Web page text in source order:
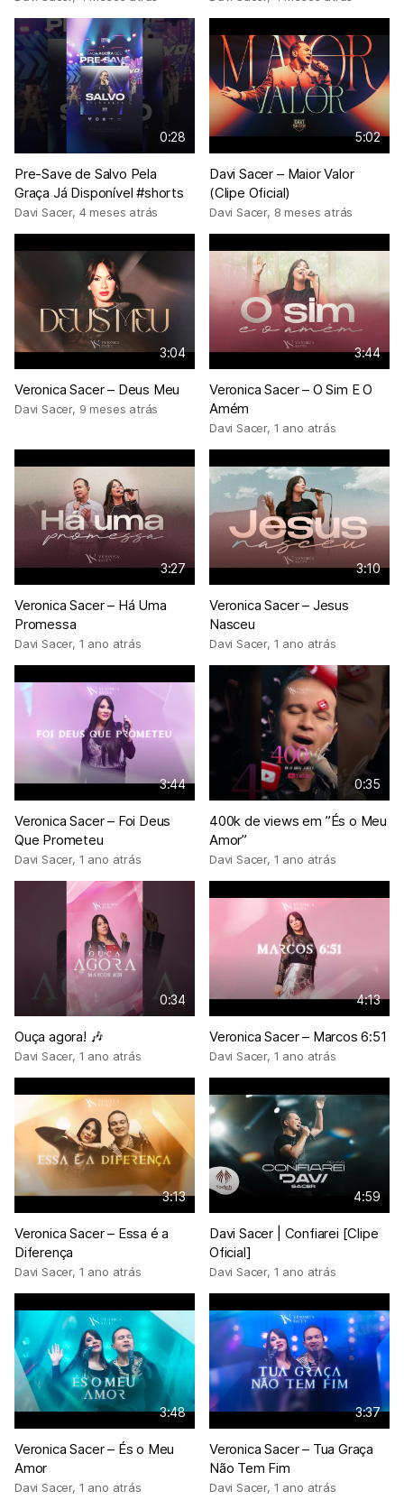
0:28
Pre-Save de Salvo Pela
Graça Já Disponível #shorts
Davi Sacer, 4 meses atrás
5:02
Davi Sacer – Maior Valor
(Clipe Oficial)
Davi Sacer, 8 meses atrás
3:04
Veronica Sacer – Deus Meu
Davi Sacer, 9 meses atrás
3:44
Veronica Sacer – O Sim E O
Amém
Davi Sacer, 1 ano atrás
3:27
Veronica Sacer – Há Uma
Promessa
Davi Sacer, 1 ano atrás
3:10
Veronica Sacer – Jesus
Nasceu
Davi Sacer, 1 ano atrás
3:44
Veronica Sacer – Foi Deus
Que Prometeu
Davi Sacer, 1 ano atrás
0:35
400k de views em ”És o Meu
Amor”
Davi Sacer, 1 ano atrás
0:34
Ouça agora! 🎶
Davi Sacer, 1 ano atrás
4:13
Veronica Sacer – Marcos 6:51
Davi Sacer, 1 ano atrás
3:13
Veronica Sacer – Essa é a
Diferença
Davi Sacer, 1 ano atrás
4:59
Davi Sacer | Confiarei [Clipe
Oficial]
Davi Sacer, 1 ano atrás
3:48
Veronica Sacer – És o Meu
Amor
Davi Sacer, 1 ano atrás
3:37
Veronica Sacer – Tua Graça
Não Tem Fim
Davi Sacer, 1 ano atrás